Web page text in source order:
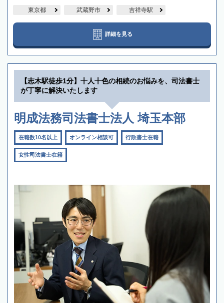
東京都 武蔵野市 吉祥寺駅
詳細を見る
【志木駅徒歩1分】十人十色の相続のお悩みを、司法書士
が丁寧に解決いたします
明成法務司法書士法人 埼玉本部
在籍数10名以上 オンライン相談可 行政書士在籍
女性司法書士在籍